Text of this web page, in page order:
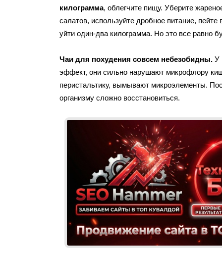
килограмма, облегчите пищу. Уберите
салатов, используйте дробное питание, пейте
уйти один-два килограмма. Но это все равно
Чаи для похудения совсем небезобидны. У
эффект, они сильно нарушают микрофлору
перистальтику, вымывают микроэлементы.
организму сложно восстановиться.